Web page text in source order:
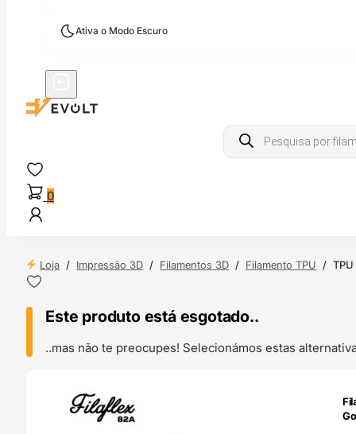
Ativa o Modo Escuro
Products
search
0
Loja / Impressão 3D / Filamentos 3D / Filamento TPU /
Este produto está esgotado..
..mas não te preocupes! Selecionámos estas